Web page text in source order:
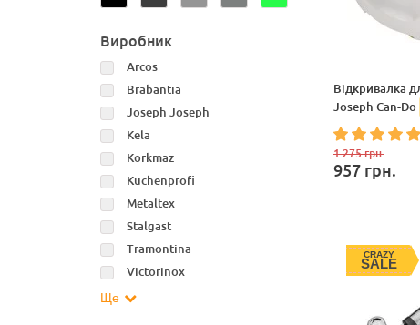
Виробник
Arcos
Brabantia
Joseph Joseph
Kela
Korkmaz
Kuchenprofi
Metaltex
Stalgast
Tramontina
Victorinox
Ще
Відкривалка
Joseph Can-Do
1 275грн.
957 грн.
CRAZY
SALE